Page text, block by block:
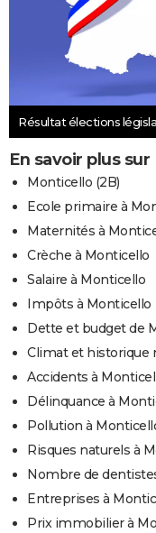
Résultat élections
En savoir plus
Monticello (2B)
Ecole primaire à
Maternités à
Crèche à Monticello
Salaire à Monticello
Impôts à Monticello
Dette et budget de
Climat et historique
Accidents à
Délinquance à
Pollution à
Risques naturels à
Nombre de
Entreprises à
Prix immobilier à